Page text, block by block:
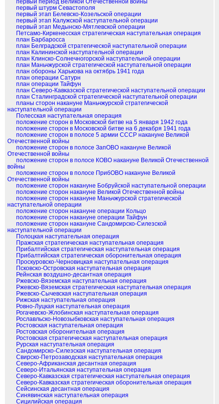
первый период Великой Отечественной войны
первый штурм Севастополя
первый этап Белевско-Козельской операции
первый этап Калужской наступательной операции
первый этап Медынско-Мятлевской операции
Петсамо-Киркенесская стратегическая наступательная операция
план Барбаросса
план Белградской стратегической наступательной операции
план Калининской наступательной операции
план Клинско-Солнечногорской наступательной операции
план Маньчжурской стратегической наступательной операции
план обороны Харькова на октябрь 1941 года
план операции Сатурн
план операции Тайфун
план Северо-Кавказской стратегической наступательной операции
план Сталинградской стратегической наступательной операции
планы сторон накануне Маньчжурской стратегической
наступательной операции
Полесская наступательная операция
положение сторон в Московской битве на 5 января 1942 года
положение сторон в Московской битве на 6 декабря 1941 года
положение сторон в полосе 5 армии СССР накануне Великой
Отечественной войны
положение сторон в полосе ЗапОВО накануне Великой
Отечественной войны
положение сторон в полосе КОВО накануне Великой Отечественной
войны
положение сторон в полосе ПрибОВО накануне Великой
Отечественной войны
положение сторон накануне Бобруйской наступательной операции
положение сторон накануне Великой Отечественной войны
положение сторон накануне Маньчжурской стратегической
наступательной операции
положение сторон накануне операции Кольцо
положение сторон накануне операции Тайфун
положение сторон накануне Сандомирско-Силезской
наступательной операции
Полоцкая наступательная операция
Пражская стратегическая наступательная операция
Прибалтийская стратегическая наступательная операция
Прибалтийская стратегическая оборонительная операция
Проскуровско-Черновицкая наступательная операция
Псковско-Островская наступательная операция
Рейнская воздушно-десантная операция
Ржевско-Вяземская наступательная операция
Ржевско-Вяземская стратегическая наступательная операция
Ржевско-Сычевская наступательная операция
Рижская наступательная операция
Ровно-Луцкая наступательная операция
Рогачевско-Жлобинская наступательная операция
Рославльско-Новозыбковская наступательная операция
Ростовская наступательная операция
Ростовская оборонительная операция
Ростовская стратегическая наступательная операция
Рурская наступательная операция
Сандомирско-Силезская наступательная операция
Свирско-Петрозаводская наступательная операция
Северо-Африканская десантная операция
Северо-Итальянская наступательная операция
Северо-Кавказская стратегическая наступательная операция
Северо-Кавказская стратегическая оборонительная операция
Сейсинская десантная операция
Синявинская наступательная операция
Сицилийская операция